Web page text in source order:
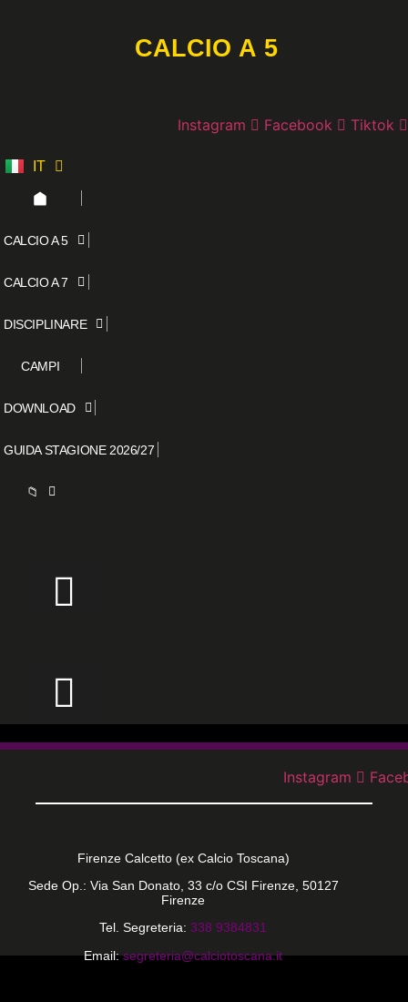
CALCIO A 5
Instagram Facebook Tiktok
IT
ES
CALCIO A 5
CALCIO A 7
DISCIPLINARE
CAMPI
DOWNLOAD
GUIDA STAGIONE 2026/27
📁
Instagram
Firenze Calcetto (ex Calcio Toscana)
Sede Op.: Via San Donato, 33 c/o CSI Firenze, 50127
Firenze
Tel. Segreteria: 338 9384831
Email: segreteria@calciotoscana.it